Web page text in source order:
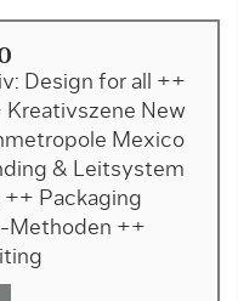
Design for all ++
Kreativszene New
Mexico
& Leitsystem
++ Packaging
Methoden ++